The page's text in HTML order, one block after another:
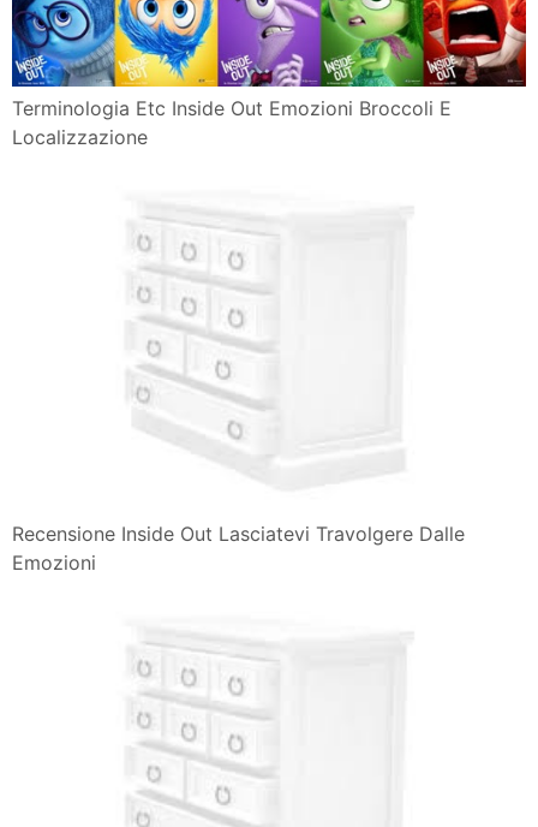
Terminologia Etc Inside Out Emozioni Broccoli E
Localizzazione
Recensione Inside Out Lasciatevi Travolgere Dalle
Emozioni